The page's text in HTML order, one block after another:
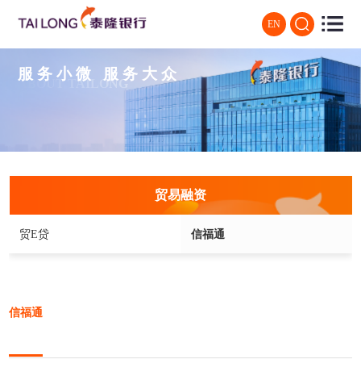
EN
服务小微 服务大众
ABOUT TAILONG
贸易融资
贸E贷 信福通
信福通